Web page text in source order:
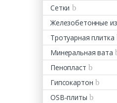
Сетки
Железобетонные
Тротуарная плитка
Минеральная вата
Пенопласт
Гипсокартон
OSB-плиты